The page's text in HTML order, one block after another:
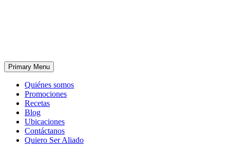
Primary Menu
Quiénes somos
Promociones
Recetas
Blog
Ubicaciones
Contáctanos
Quiero Ser Aliado